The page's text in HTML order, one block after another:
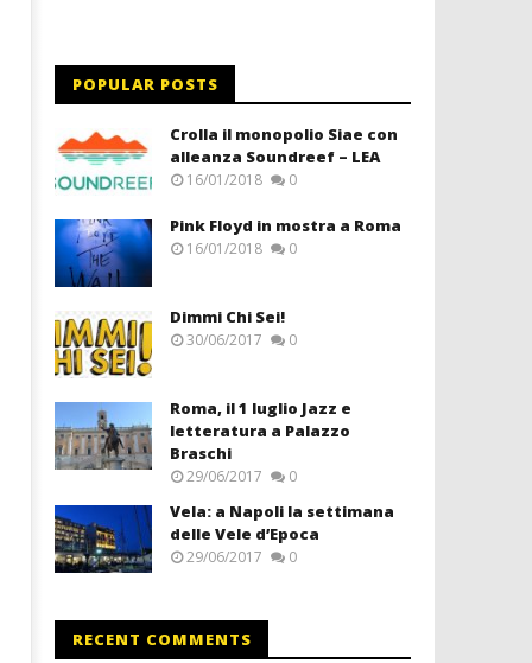
POPULAR POSTS
Crolla il monopolio Siae con
alleanza Soundreef – LEA
16/01/2018 0
Pink Floyd in mostra a Roma
16/01/2018 0
Dimmi Chi Sei!
30/06/2017 0
Roma, il 1 luglio Jazz e
letteratura a Palazzo
Braschi
29/06/2017 0
Vela: a Napoli la settimana
delle Vele d’Epoca
29/06/2017 0
RECENT COMMENTS